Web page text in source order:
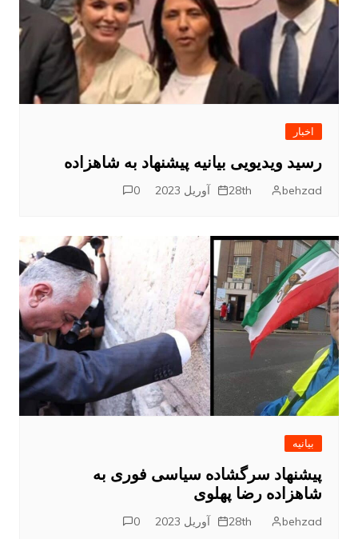
اخبار
رسید ویدیویی بیانیه پیشنهاد به شاهزاده
behzad 28th آوریل 2023 0
بیانیه
پیشنهاد سرگشاده سیاسی فوری به
شاهزاده رضا پهلوی
behzad 28th آوریل 2023 0